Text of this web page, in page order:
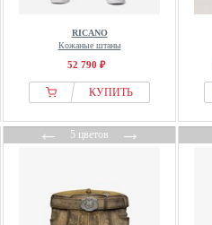
RICANO
Кожаные штаны
52 790 ₽
КУПИТЬ
←5 цветов→